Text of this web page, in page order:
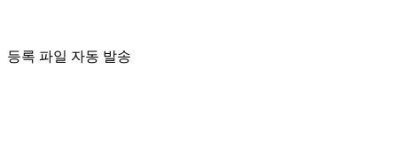
등록 파일 자동 발송